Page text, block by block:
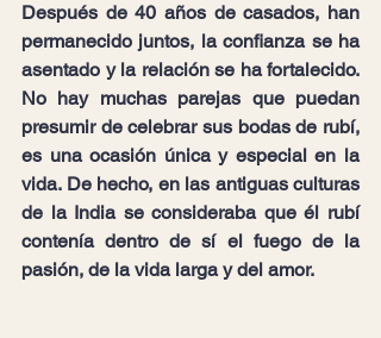
Después de 40 años de casados, han
permanecido juntos, la confianza se ha
asentado y la relación se ha fortalecido.
No hay muchas parejas que puedan
presumir de celebrar sus bodas de rubí,
es una ocasión única y especial en la
vida. De hecho, en las antiguas culturas
de la India se consideraba que él rubí
contenía dentro de sí el fuego de la
pasión, de la vida larga y del amor.